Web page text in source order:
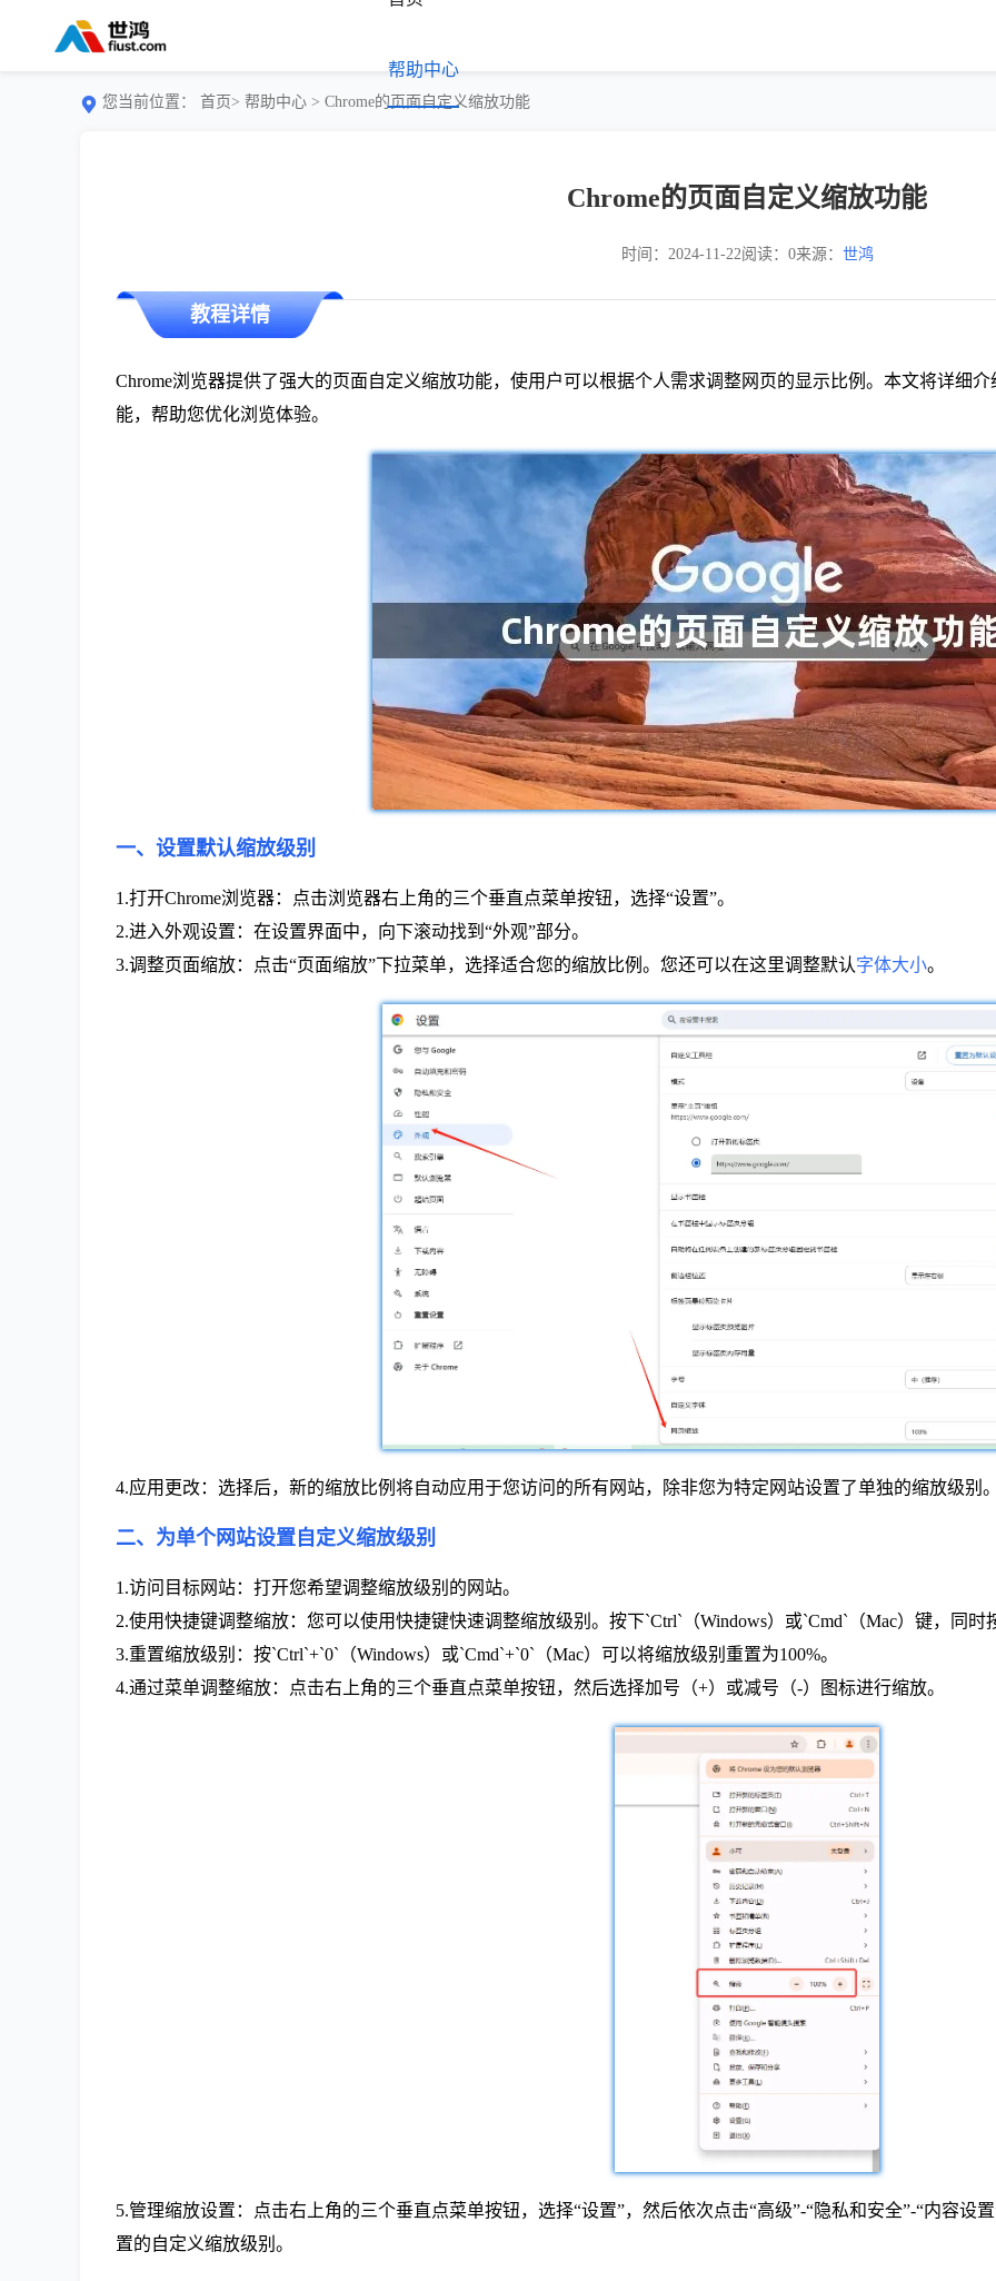
帮助中心
您当前位置： 首页> 帮助中心 > Chrome的页面自定义缩放功能
Chrome的页面自定义缩放功能
时间：2024-11-22阅读：0来源： 世鸿
教程详情
Chrome浏览器提供了强大的页面自定义缩放功能，使用户可以根据个人需求调整网页的显示比例。本文将详细
能，帮助您优化浏览体验。
一、设置默认缩放级别
1.打开Chrome浏览器：点击浏览器右上角的三个垂直点菜单按钮，选择“设置”。
2.进入外观设置：在设置界面中，向下滚动找到“外观”部分。
3.调整页面缩放：点击“页面缩放”下拉菜单，选择适合您的缩放比例。您还可以在这里调整默认字体大小。
4.应用更改：选择后，新的缩放比例将自动应用于您访问的所有网站，除非您为特定网站设置了单独的缩放级别
二、为单个网站设置自定义缩放级别
1.访问目标网站：打开您希望调整缩放级别的网站。
2.使用快捷键调整缩放：您可以使用快捷键快速调整缩放级别。按下`Ctrl`（Windows）或`Cmd`（Mac）键，同
3.重置缩放级别：按`Ctrl`+`0`（Windows）或`Cmd`+`0`（Mac）可以将缩放级别重置为100%。
4.通过菜单调整缩放：点击右上角的三个垂直点菜单按钮，然后选择加号（+）或减号（-）图标进行缩放。
5.管理缩放设置：点击右上角的三个垂直点菜单按钮，选择“设置”，然后依次点击“高级”-“隐私和安全”-“内容设
置的自定义缩放级别。